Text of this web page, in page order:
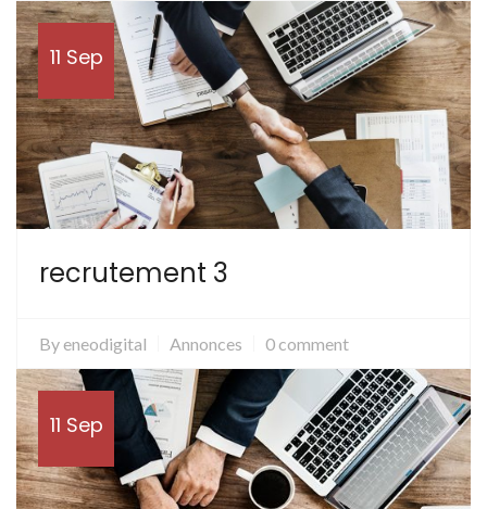
11 Sep
recrutement 3
By eneodigital Annonces 0 comment
11 Sep